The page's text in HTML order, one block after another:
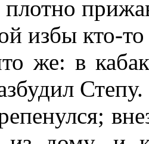
плотно
избы кто-
же: в кабак
Степу.